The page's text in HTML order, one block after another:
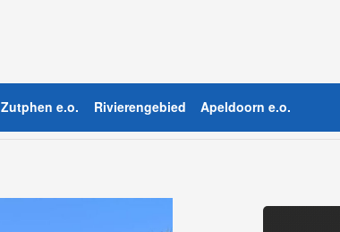
Zutphen e.o. Rivierengebied Apeldoorn e.o.